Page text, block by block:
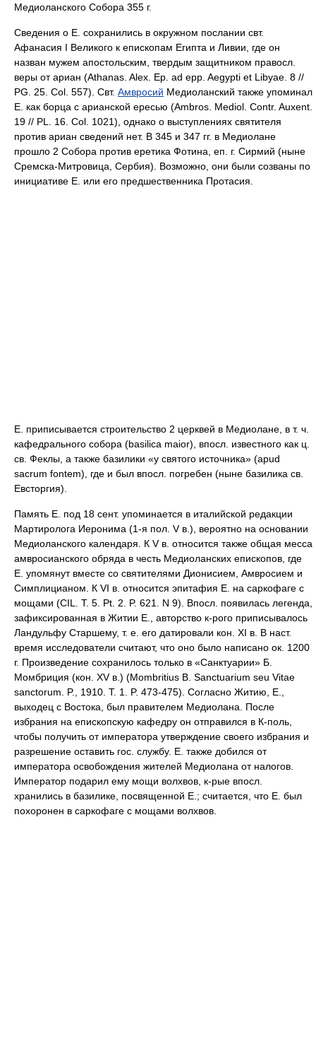
Медиоланского Собора 355 г.
Сведения о Е. сохранились в окружном послании свт.
Афанасия I Великого к епископам Египта и Ливии, где он
назван мужем апостольским, твердым защитником правосл.
веры от ариан (Athanas. Alex. Ep. ad epp. Aegypti et Libyae. 8 //
PG. 25. Col. 557). Свт. Амвросий Медиоланский также упоминал
Е. как борца с арианской ересью (Ambros. Mediol. Contr. Auxent.
19 // PL. 16. Col. 1021), однако о выступлениях святителя
против ариан сведений нет. В 345 и 347 гг. в Медиолане
прошло 2 Собора против еретика Фотина, еп. г. Сирмий (ныне
Сремска-Митровица, Сербия). Возможно, они были созваны по
инициативе Е. или его предшественника Протасия.
Е. приписывается строительство 2 церквей в Медиолане, в т. ч.
кафедрального собора (basilica maior), впосл. известного как ц.
св. Феклы, а также базилики «у святого источника» (apud
sacrum fontem), где и был впосл. погребен (ныне базилика св.
Евсторгия).
Память Е. под 18 сент. упоминается в италийской редакции
Мартиролога Иеронима (1-я пол. V в.), вероятно на основании
Медиоланского календаря. К V в. относится также общая месса
амвросианского обряда в честь Медиоланских епископов, где
Е. упомянут вместе со святителями Дионисием, Амвросием и
Симплицианом. К VI в. относится эпитафия Е. на саркофаге с
мощами (CIL. T. 5. Pt. 2. P. 621. N 9). Впосл. появилась легенда,
зафиксированная в Житии Е., авторство к-рого приписывалось
Ландульфу Старшему, т. е. его датировали кон. XI в. В наст.
время исследователи считают, что оно было написано ок. 1200
г. Произведение сохранилось только в «Санктуарии» Б.
Момбриция (кон. XV в.) (Mombritius B. Sanctuarium seu Vitae
sanctorum. P., 1910. T. 1. P. 473-475). Согласно Житию, Е.,
выходец с Востока, был правителем Медиолана. После
избрания на епископскую кафедру он отправился в К-поль,
чтобы получить от императора утверждение своего избрания и
разрешение оставить гос. службу. Е. также добился от
императора освобождения жителей Медиолана от налогов.
Император подарил ему мощи волхвов, к-рые впосл.
хранились в базилике, посвященной Е.; считается, что Е. был
похоронен в саркофаге с мощами волхвов.